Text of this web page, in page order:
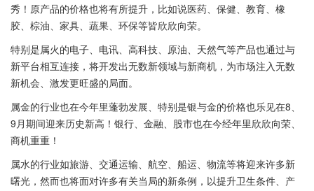
秀！原产品的价格也将有所提升，比如说医药、保健、教育、橡
胶、棕油、家具、蔬果、环保等皆欣欣向荣。
特别是属火的电子、电讯、高科技、原油、天然气等产品也通过与
新平台相互连接，将开发出无数新领域与新商机，为市场注入无数
新机会、激发更旺盛的局面。
属金的行业也在今年里蓬勃发展、特别是银与金的价格也乐见在8、
9月期间迎来历史新高！银行、金融、股市也在今经年里欣欣向荣、
商机重重！
属水的行业如旅游、交通运输、航空、船运、物流等将迎来许多新
曙光，然而也将面对许多有关当局的新条例，以提升卫生条件、产